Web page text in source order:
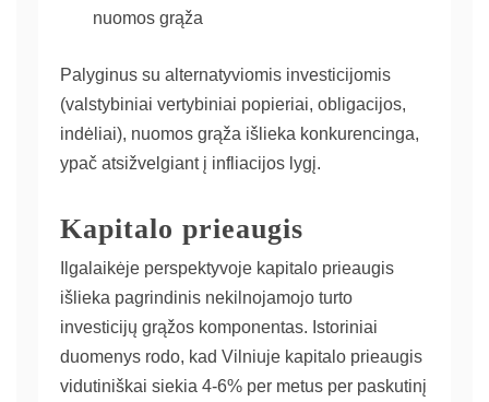
nuomos grąža
Palyginus su alternatyviomis investicijomis
(valstybiniai vertybiniai popieriai, obligacijos,
indėliai), nuomos grąža išlieka konkurencinga,
ypač atsižvelgiant į infliacijos lygį.
Kapitalo prieaugis
Ilgalaikėje perspektyvoje kapitalo prieaugis
išlieka pagrindinis nekilnojamojo turto
investicijų grąžos komponentas. Istoriniai
duomenys rodo, kad Vilniuje kapitalo prieaugis
vidutiniškai siekia 4-6% per metus per paskutinį